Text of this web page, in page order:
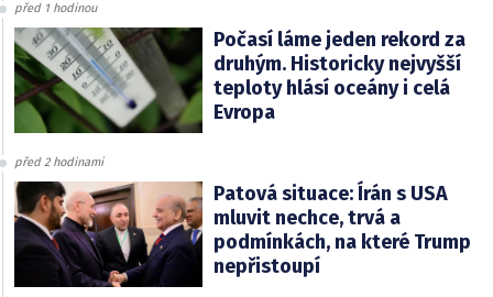
před 1 hodinou
Počasí láme jeden rekord za
druhým. Historicky nejvyšší
teploty hlásí oceány i celá
Evropa
před 2 hodinami
Patová situace: Írán s USA
mluvit nechce, trvá a
podmínkách, na které Trump
nepřistoupí